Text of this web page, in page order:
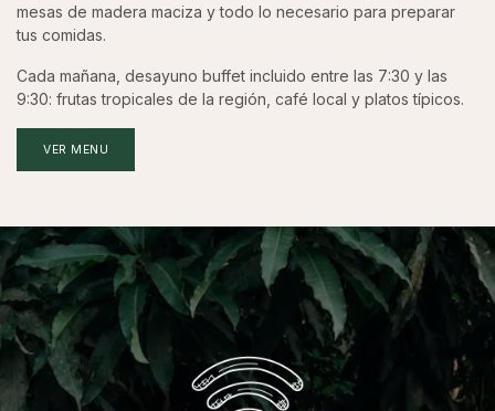
mesas de madera maciza y todo lo necesario para preparar
tus comidas.
Cada mañana, desayuno buffet incluido entre las 7:30 y las
9:30: frutas tropicales de la región, café local y platos típicos.
VER MENU